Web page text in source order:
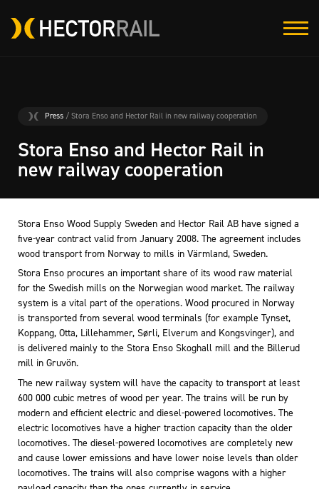
Press/ Stora Enso and Hector Rail in new railway cooperation
Stora Enso and Hector Rail in
new railway cooperation
Stora Enso Wood Supply Sweden and Hector Rail AB have signed a
five-year contract valid from January 2008. The agreement includes
wood transport from Norway to mills in Värmland, Sweden.
Stora Enso procures an important share of its wood raw material
for the Swedish mills on the Norwegian wood market. The railway
system is a vital part of the operations. Wood procured in Norway
is transported from several wood terminals (for example Tynset,
Koppang, Otta, Lillehammer, Sørli, Elverum and Kongsvinger), and
is delivered mainly to the Stora Enso Skoghall mill and the Billerud
mill in Gruvön.
The new railway system will have the capacity to transport at least
600 000 cubic metres of wood per year. The trains will be run by
modern and efficient electric and diesel-powered locomotives. The
electric locomotives have a higher traction capacity than the older
locomotives. The diesel-powered locomotives are completely new
and cause lower emissions and have lower noise levels than older
locomotives. The trains will also comprise wagons with a higher